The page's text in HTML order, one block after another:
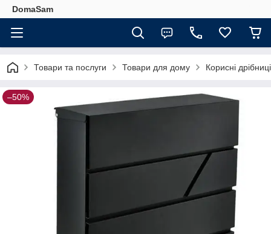
DomaSam
Товари та послуги Товари для дому Корисні
–50%